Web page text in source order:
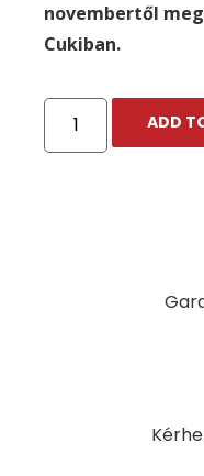
novembertől
Cukiban.
ADD